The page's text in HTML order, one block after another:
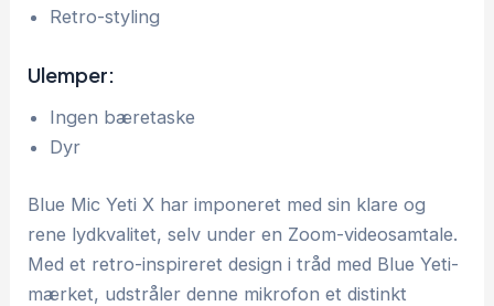
Retro-styling
Ulemper:
Ingen bæretaske
Dyr
Blue Mic Yeti X har imponeret med sin klare og
rene lydkvalitet, selv under en Zoom-videosamtale.
Med et retro-inspireret design i tråd med Blue Yeti-
mærket, udstråler denne mikrofon et distinkt